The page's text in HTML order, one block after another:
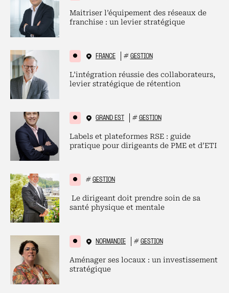
Maitriser l’équipement des réseaux de
franchise : un levier stratégique
FRANCE # GESTION
L’intégration réussie des collaborateurs,
levier stratégique de rétention
GRAND EST # GESTION
Labels et plateformes RSE : guide
pratique pour dirigeants de PME et d’ETI
# GESTION
Le dirigeant doit prendre soin de sa
santé physique et mentale
NORMANDIE # GESTION
Aménager ses locaux : un investissement
stratégique